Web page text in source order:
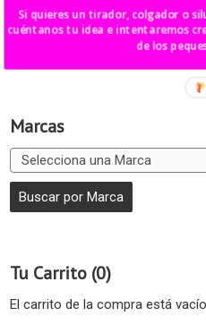
Marcas
Tu Carrito (0)
El carrito de la compra está vacío
Si quieres un tirador, colgador o
cuéntanos tu idea e intentaremos crearla para ti.
de los